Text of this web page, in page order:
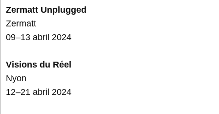
Zermatt Unplugged
Zermatt
09–13 abril 2024
Visions du Réel
Nyon
12–21 abril 2024